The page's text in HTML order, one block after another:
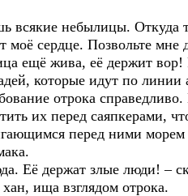
всякие небылицы. Откуда
сердце. Позвольте мне
ещё жива, её держит
которые идут по линии
отрока
их перед саяпкерами,
перед ними
Её держат злые люди! –
ища взглядом отрока.